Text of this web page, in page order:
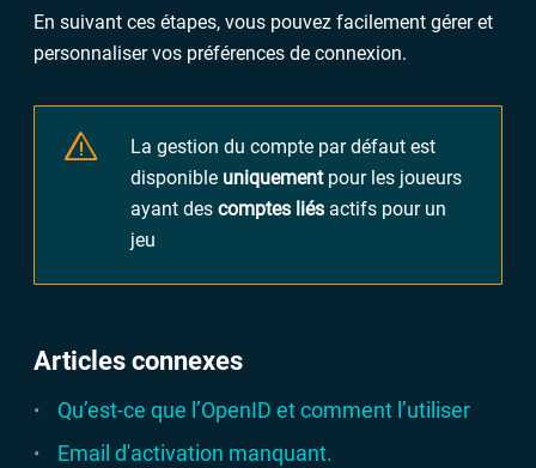
En suivant ces étapes, vous pouvez facilement gérer et
personnaliser vos préférences de connexion.
La gestion du compte par défaut est
disponible uniquementpour les joueurs
ayant des comptes liés actifs pour un
jeu
Articles connexes
Qu’est-ce que l’OpenID et comment l’utiliser
Email d'activation manquant.